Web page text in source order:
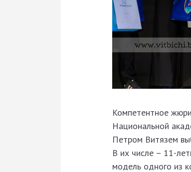
Компетентное
Национальной
Петром Витязем
В их числе – 11-
модель одного из